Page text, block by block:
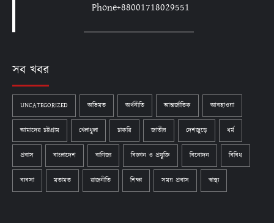
Phone+88001718029551
সব খবর
UNCATEGORIZED অভিমত অর্থনীতি আন্তর্জাতিক আবহাওয়া
আমাদের চট্টগ্রাম খেলাধুলা চাকরি জাতীয় দেশজুড়ে ধর্ম
প্রবাস বাংলাদেশ বাণিজ্য বিজ্ঞান ও প্রযুক্তি বিনোদন বিবিধ
ব্যবসা মতামত রাজনীতি শিক্ষা সময় প্রবাস স্বাস্থ্য